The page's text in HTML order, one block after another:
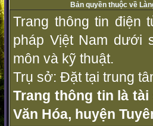
Bản quyền thuộc về
Trang thông tin điện
pháp Vịệt Nam dưới
môn và kỹ thuật.
Trụ sở: Đặt tại trung
Trang thông tin là
Văn Hóa, huyện